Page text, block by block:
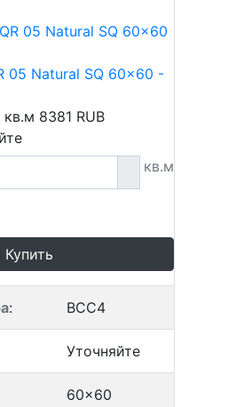
05 Natural SQ 60x60 -
кв.м 8381 RUB
кв.м
Купить
: BCC4
Уточняйте
60x60